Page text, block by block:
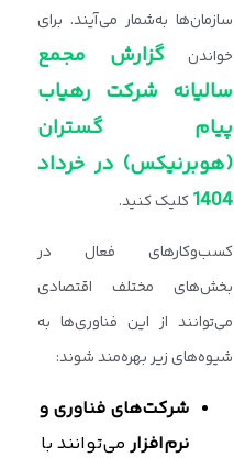
سازمان‌ها به‌شمار می‌آیند. برای
خواندن گزارش مجمع
سالیانه شرکت رهیاب
پیام گستران
(هوبرنیکس) در خرداد
1404کلیک کنید.
کسب‌وکارهای فعال در
بخش‌های مختلف اقتصادی
می‌توانند از این فناوری‌ها به
شیوه‌های زیر بهره‌مند شوند:
شرکت‌های فناوری و
نرم‌افزار می‌توانند با